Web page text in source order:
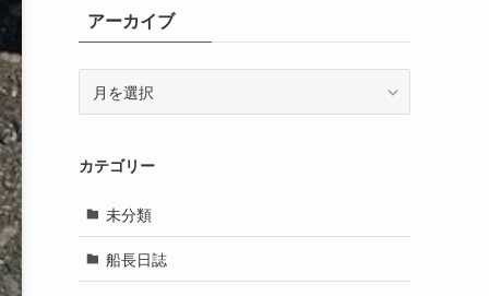
アーカイブ
ブ
カテゴリー
未分類
船長日誌